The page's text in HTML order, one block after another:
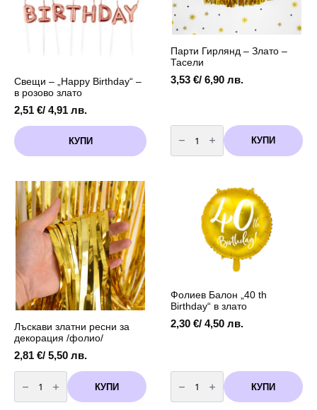
Свещи – „Happy Birthday“ –
в розово злато
2,51 €/ 4,91 лв.
КУПИ
Парти Гирлянд – Злато –
Тасели
3,53 €/ 6,90 лв.
количество
за
Парти
Гирлянд
КУПИ
Лъскави златни ресни за
декорация /фолио/
2,81 €/ 5,50 лв.
количество
за
Лъскави
златни
КУПИ
Фолиев Балон „40 th
Birthday“ в злато
2,30 €/ 4,50 лв.
количество
за
Фолиев
Балон
КУПИ